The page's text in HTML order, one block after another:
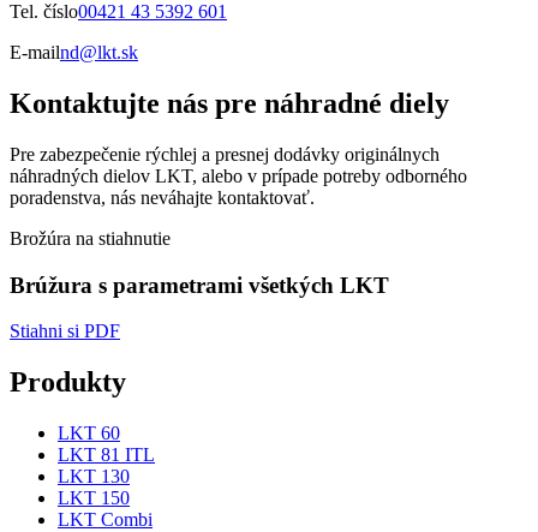
Tel. číslo00421 43 5392 601
E-mailnd@lkt.sk
Kontaktujte nás pre náhradné diely
Pre zabezpečenie rýchlej a presnej dodávky originálnych
náhradných dielov LKT, alebo v prípade potreby odborného
poradenstva, nás neváhajte kontaktovať.
Brožúra na stiahnutie
Brúžura s parametrami všetkých LKT
Stiahni si PDF
Produkty
LKT 60
LKT 81 ITL
LKT 130
LKT 150
LKT Combi